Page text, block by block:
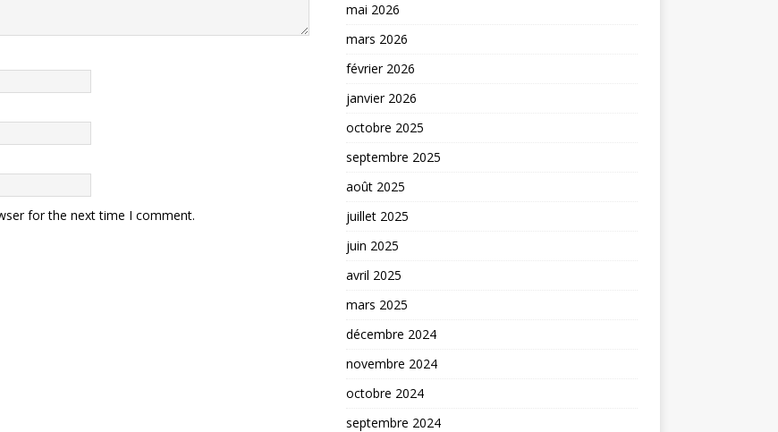
for the next time I comment.
mai 2026
mars 2026
février 2026
janvier 2026
octobre 2025
septembre 2025
août 2025
juillet 2025
juin 2025
avril 2025
mars 2025
décembre 2024
novembre 2024
octobre 2024
septembre 2024